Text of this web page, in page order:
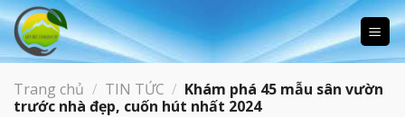
Skip
to
content
Trang chủ / TIN TỨC / Khám phá 45 mẫu sân vườn
trước nhà đẹp, cuốn hút nhất 2024